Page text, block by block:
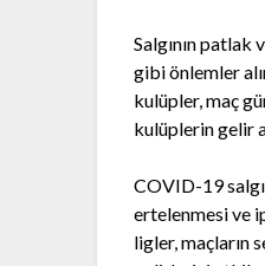
Salgının patlak
gibi önlemler
kulüpler, maç
kulüplerin gelir
COVID-19
ertelenmesi ve
ligler, maçların